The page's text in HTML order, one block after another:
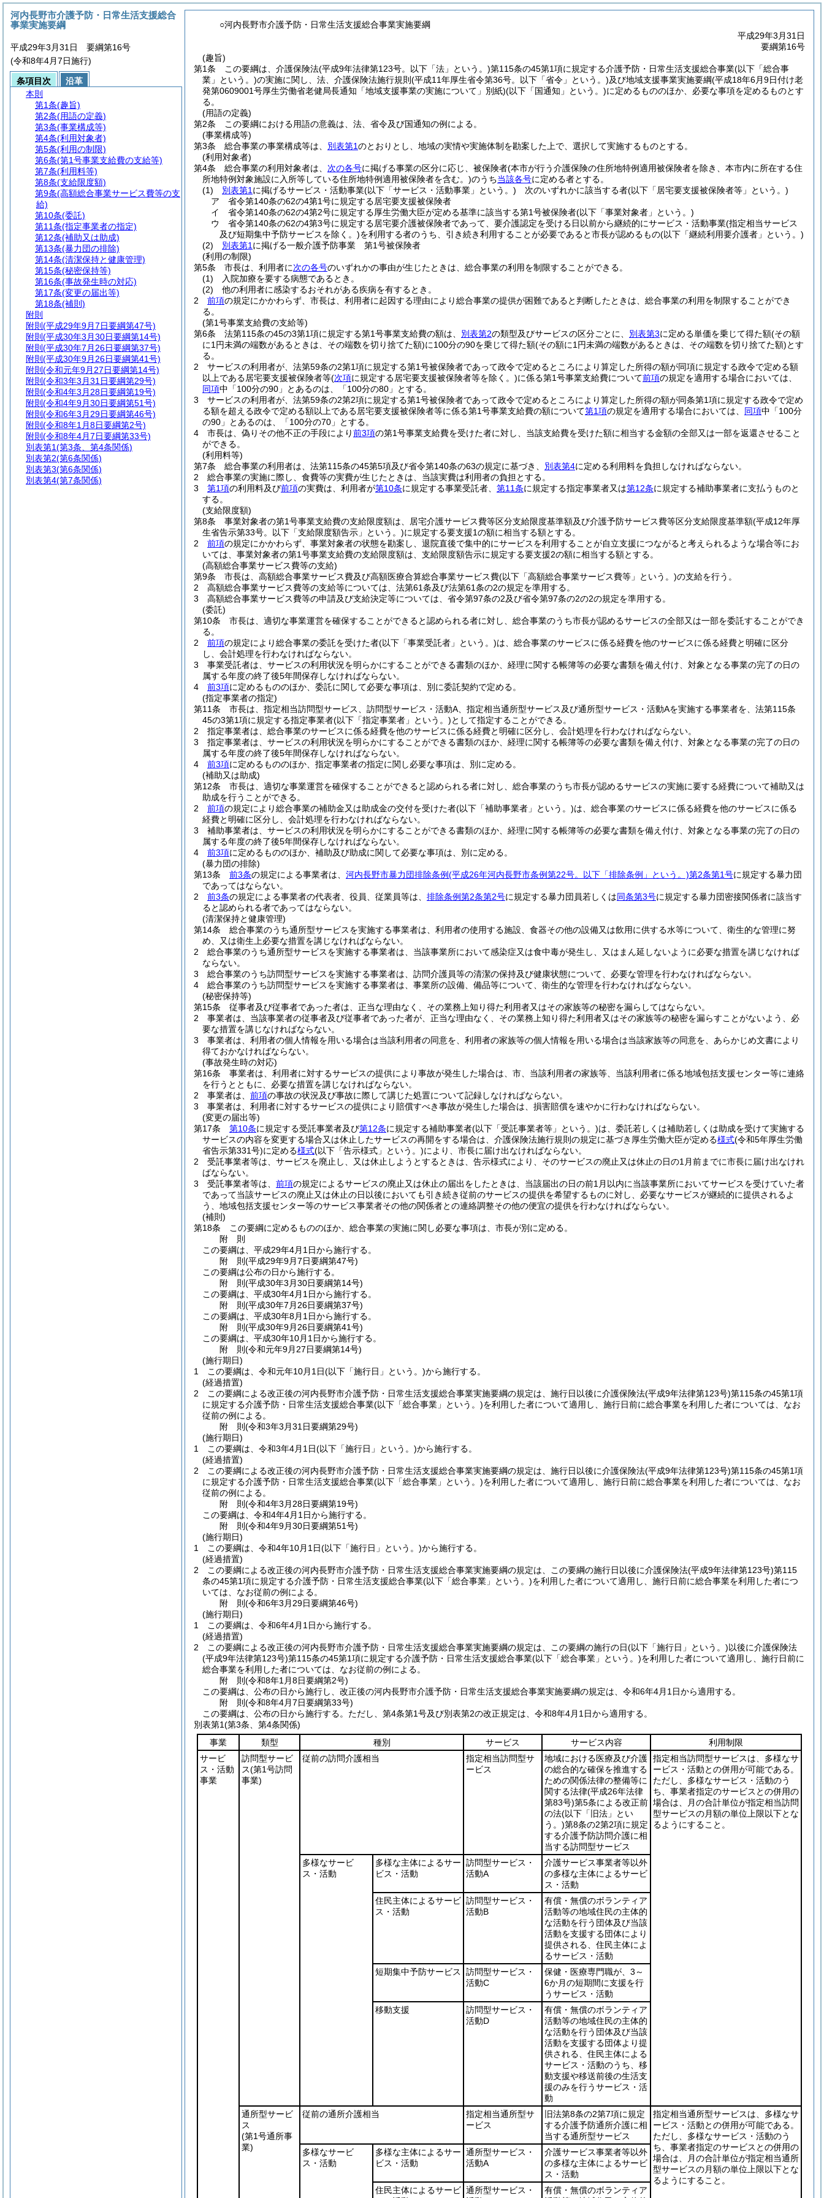
○河内長野市介護予防・日常生活支援総合事業実施要綱
平成29年3月31日
要綱第16号
(趣旨)
第1条
この要綱は、介護保険法(平成9年法律第123号。以下「法」という。)第115条の45第1項に規定する介護予防・日常生活支援総合事業(以下「総合事
業」という。)の実施に関し、法、介護保険法施行規則 (平成11年厚生省令第36号。以下「省令」という。)及び地域支援事業実施要綱(平成18年6月9日付け老
発第0609001号厚生労働省老健局長通知「地域支援事業の実施について」別紙)(以下「国通知」という。)に定めるもののほか、必要な事項を定めるものとす
る。
(用語の定義)
第2条
この要綱における用語の意義は、法、省令及び国通知の例による。
(事業構成等)
第3条
総合事業の事業構成等は、 別表第1のとおりとし、地域の実情や実施体制を勘案した上で、選択して実施するものとする。
(利用対象者)
第4条
総合事業の利用対象者は、 次の各号に掲げる事業の区分に応じ、被保険者(本市が行う介護保険の住所地特例適用被保険者を除き、本市内に所在する住
所地特例対象施設に入所等している住所地特例適用被保険者を含む。)のうち当該各号に定める者とする。
(1)
別表第1 に掲げるサービス・活動事業(以下「サービス・活動事業」という。) 次のいずれかに該当する者(以下「居宅要支援被保険者等」という。)
ア
省令第140条の62の4第1号に規定する居宅要支援被保険者
イ
省令第140条の62の4第2号に規定する厚生労働大臣が定める基準に該当する第1号被保険者(以下「事業対象者」という。)
ウ
省令第140条の62の4第3号に規定する居宅要介護被保険者であって、要介護認定を受ける日以前から継続的にサービス・活動事業(指定相当サービス
及び短期集中予防サービスを除く。)を利用する者のうち、引き続き利用することが必要であると市長が認めるもの(以下「継続利用要介護者」という。)
(2)
別表第1 に掲げる一般介護予防事業 第1号被保険者
(利用の制限)
第5条
市長は、利用者に次の各号のいずれかの事由が生じたときは、総合事業の利用を制限することができる。
(1)
入院加療を要する病態であるとき。
(2)
他の利用者に感染するおそれがある疾病を有するとき。
2
前項の規定にかかわらず、市長は、利用者に起因する理由により総合事業の提供が困難であると判断したときは、総合事業の利用を制限することができ
る。
(第1号事業支給費の支給等)
第6条
法第115条の45の3第1項に規定する第1号事業支給費の額は、 別表第2の類型及びサービスの区分ごとに、 別表第3に定める単価を乗じて得た額(その額
に1円未満の端数があるときは、その端数を切り捨てた額)に100分の90を乗じて得た額(その額に1円未満の端数があるときは、その端数を切り捨てた額)とす
る。
2
サービスの利用者が、法第59条の2第1項に規定する第1号被保険者であって政令で定めるところにより算定した所得の額が同項に規定する政令で定める額
以上である居宅要支援被保険者等(次項に規定する居宅要支援被保険者等を除く。)に係る第1号事業支給費について前項の規定を適用する場合においては、
同項中「100分の90」とあるのは、「100分の80」とする。
3
サービスの利用者が、法第59条の2第2項に規定する第1号被保険者であって政令で定めるところにより算定した所得の額が同条第1項に規定する政令で定め
る額を超える政令で定める額以上である居宅要支援被保険者等に係る第1号事業支給費の額について第1項の規定を適用する場合においては、 同項中「100分
の90」とあるのは、「100分の70」とする。
4
市長は、偽りその他不正の手段により前3項の第1号事業支給費を受けた者に対し、当該支給費を受けた額に相当する金額の全部又は一部を返還させること
ができる。
(利用料等)
第7条
総合事業の利用者は、法第115条の45第5項及び省令第140条の63の規定に基づき、 別表第4に定める利用料を負担しなければならない。
2
総合事業の実施に際し、食費等の実費が生じたときは、当該実費は利用者の負担とする。
3
第1項の利用料及び前項の実費は、利用者が第10条に規定する事業受託者、 第11条に規定する指定事業者又は第12条に規定する補助事業者に支払うものと
する。
(支給限度額)
第8条
事業対象者の第1号事業支給費の支給限度額は、居宅介護サービス費等区分支給限度基準額及び介護予防サービス費等区分支給限度基準額(平成12年厚
生省告示第33号。以下「支給限度額告示」という。)に規定する要支援1の額に相当する額とする。
2
前項の規定にかかわらず、事業対象者の状態を勘案し、退院直後で集中的にサービスを利用することが自立支援につながると考えられるような場合等にお
いては、事業対象者の第1号事業支給費の支給限度額は、支給限度額告示に規定する要支援2の額に相当する額とする。
(高額総合事業サービス費等の支給)
第9条
市長は、高額総合事業サービス費及び高額医療合算総合事業サービス費(以下「高額総合事業サービス費等」という。)の支給を行う。
2
高額総合事業サービス費等の支給等については、法第61条及び法第61条の2の規定を準用する。
3
高額総合事業サービス費等の申請及び支給決定等については、省令第97条の2及び省令第97条の2の2の規定を準用する。
(委託)
第10条
市長は、適切な事業運営を確保することができると認められる者に対し、総合事業のうち市長が認めるサービスの全部又は一部を委託することができ
る。
2
前項の規定により総合事業の委託を受けた者(以下「事業受託者」という。)は、総合事業のサービスに係る経費を他のサービスに係る経費と明確に区分
し、会計処理を行わなければならない。
3
事業受託者は、サービスの利用状況を明らかにすることができる書類のほか、経理に関する帳簿等の必要な書類を備え付け、対象となる事業の完了の日の
属する年度の終了後5年間保存しなければならない。
4
前3項に定めるもののほか、委託に関して必要な事項は、別に委託契約で定める。
(指定事業者の指定)
第11条
市長は、指定相当訪問型サービス、訪問型サービス・活動A、指定相当通所型サービス及び通所型サービス・活動Aを実施する事業者を、法第115条
45の3第1項に規定する指定事業者(以下「指定事業者」という。)として指定することができる。
2
指定事業者は、総合事業のサービスに係る経費を他のサービスに係る経費と明確に区分し、会計処理を行わなければならない。
3
指定事業者は、サービスの利用状況を明らかにすることができる書類のほか、経理に関する帳簿等の必要な書類を備え付け、対象となる事業の完了の日の
属する年度の終了後5年間保存しなければならない。
4
前3項に定めるもののほか、指定事業者の指定に関し必要な事項は、別に定める。
(補助又は助成)
第12条
市長は、適切な事業運営を確保することができると認められる者に対し、総合事業のうち市長が認めるサービスの実施に要する経費について補助又は
助成を行うことができる。
2
前項の規定により総合事業の補助金又は助成金の交付を受けた者(以下「補助事業者」という。)は、総合事業のサービスに係る経費を他のサービスに係る
経費と明確に区分し、会計処理を行わなければならない。
3
補助事業者は、サービスの利用状況を明らかにすることができる書類のほか、経理に関する帳簿等の必要な書類を備え付け、対象となる事業の完了の日の
属する年度の終了後5年間保存しなければならない。
4
前3項に定めるもののほか、補助及び助成に関して必要な事項は、別に定める。
(暴力団の排除)
第13条
前3条の規定による事業者は、 河内長野市暴力団排除条例(平成26年河内長野市条例第22号。以下「排除条例」という。)第2条第1号に規定する暴力団
であってはならない。
2
前3条の規定による事業者の代表者、役員、従業員等は、 排除条例第2条第2号に規定する暴力団員若しくは同条第3号に規定する暴力団密接関係者に該当す
ると認められる者であってはならない。
(清潔保持と健康管理)
第14条
総合事業のうち通所型サービスを実施する事業者は、利用者の使用する施設、食器その他の設備又は飲用に供する水等について、衛生的な管理に努
め、又は衛生上必要な措置を講じなければならない。
2
総合事業のうち通所型サービスを実施する事業者は、当該事業所において感染症又は食中毒が発生し、又はまん延しないように必要な措置を講じなければ
ならない。
3
総合事業のうち訪問型サービスを実施する事業者は、訪問介護員等の清潔の保持及び健康状態について、必要な管理を行わなければならない。
4
総合事業のうち訪問型サービスを実施する事業者は、事業所の設備、備品等について、衛生的な管理を行わなければならない。
(秘密保持等)
第15条
従事者及び従事者であった者は、正当な理由なく、その業務上知り得た利用者又はその家族等の秘密を漏らしてはならない。
2
事業者は、当該事業者の従事者及び従事者であった者が、正当な理由なく、その業務上知り得た利用者又はその家族等の秘密を漏らすことがないよう、必
要な措置を講じなければならない。
3
事業者は、利用者の個人情報を用いる場合は当該利用者の同意を、利用者の家族等の個人情報を用いる場合は当該家族等の同意を、あらかじめ文書により
得ておかなければならない。
(事故発生時の対応)
第16条
事業者は、利用者に対するサービスの提供により事故が発生した場合は、市、当該利用者の家族等、当該利用者に係る地域包括支援センター等に連絡
を行うとともに、必要な措置を講じなければならない。
2
事業者は、 前項の事故の状況及び事故に際して講じた処置について記録しなければならない。
3
事業者は、利用者に対するサービスの提供により賠償すべき事故が発生した場合は、損害賠償を速やかに行わなければならない。
(変更の届出等)
第17条
第10条に規定する受託事業者及び第12条に規定する補助事業者(以下「受託事業者等」という。)は、委託若しくは補助若しくは助成を受けて実施する
サービスの内容を変更する場合又は休止したサービスの再開をする場合は、介護保険法施行規則の規定に基づき厚生労働大臣が定める様式(令和5年厚生労働
省告示第331号)に定める様式(以下「告示様式」という。)により、市長に届け出なければならない。
2
受託事業者等は、サービスを廃止し、又は休止しようとするときは、告示様式により、そのサービスの廃止又は休止の日の1月前までに市長に届け出なけれ
ばならない。
3
受託事業者等は、 前項の規定によるサービスの廃止又は休止の届出をしたときは、当該届出の日の前1月以内に当該事業所においてサービスを受けていた者
であって当該サービスの廃止又は休止の日以後においても引き続き従前のサービスの提供を希望するものに対し、必要なサービスが継続的に提供されるよ
う、地域包括支援センター等のサービス事業者その他の関係者との連絡調整その他の便宜の提供を行わなければならない。
(補則)
第18条
この要綱に定めるもののほか、総合事業の実施に関し必要な事項は、市長が別に定める。
附 則
この要綱は、平成29年4月1日から施行する。
附 則(平成29年9月7日要綱第47号)
この要綱は公布の日から施行する。
附 則(平成30年3月30日要綱第14号)
この要綱は、平成30年4月1日から施行する。
附 則(平成30年7月26日要綱第37号)
この要綱は、平成30年8月1日から施行する。
附 則(平成30年9月26日要綱第41号)
この要綱は、平成30年10月1日から施行する。
附 則(令和元年9月27日要綱第14号)
(施行期日)
1
この要綱は、令和元年10月1日(以下「施行日」という。)から施行する。
(経過措置)
2
この要綱による改正後の河内長野市介護予防・日常生活支援総合事業実施要綱の規定は、施行日以後に介護保険法(平成9年法律第123号)第115条の45第1項
に規定する介護予防・日常生活支援総合事業(以下「総合事業」という。)を利用した者について適用し、施行日前に総合事業を利用した者については、なお
従前の例による。
附 則(令和3年3月31日要綱第29号)
(施行期日)
1
この要綱は、令和3年4月1日(以下「施行日」という。)から施行する。
(経過措置)
2
この要綱による改正後の河内長野市介護予防・日常生活支援総合事業実施要綱の規定は、施行日以後に介護保険法(平成9年法律第123号)第115条の45第1項
に規定する介護予防・日常生活支援総合事業(以下「総合事業」という。)を利用した者について適用し、施行日前に総合事業を利用した者については、なお
従前の例による。
附 則(令和4年3月28日要綱第19号)
この要綱は、令和4年4月1日から施行する。
附 則(令和4年9月30日要綱第51号)
(施行期日)
1
この要綱は、令和4年10月1日(以下「施行日」という。)から施行する。
(経過措置)
2
この要綱による改正後の河内長野市介護予防・日常生活支援総合事業実施要綱の規定は、この要綱の施行日以後に介護保険法(平成9年法律第123号)第115
条の45第1項に規定する介護予防・日常生活支援総合事業(以下「総合事業」という。)を利用した者について適用し、施行日前に総合事業を利用した者につ
いては、なお従前の例による。
附 則(令和6年3月29日要綱第46号)
(施行期日)
1
この要綱は、令和6年4月1日から施行する。
(経過措置)
2
この要綱による改正後の河内長野市介護予防・日常生活支援総合事業実施要綱の規定は、この要綱の施行の日(以下「施行日」という。)以後に介護保険法
(平成9年法律第123号)第115条の45第1項に規定する介護予防・日常生活支援総合事業(以下「総合事業」という。)を利用した者について適用し、施行日前に
総合事業を利用した者については、なお従前の例による。
附 則(令和8年1月8日要綱第2号)
この要綱は、公布の日から施行し、改正後の河内長野市介護予防・日常生活支援総合事業実施要綱の規定は、令和6年4月1日から適用する。
附 則(令和8年4月7日要綱第33号)
この要綱は、公布の日から施行する。 ただし、第4条第1号及び別表第2の改正規定は、令和8年4月1日から適用する。
別表第1(第3条、第4条関係)
事業
類型 種別 サービス サービス内容
利用制限
サービ
ス・活動
事業
訪問型サービ
ス(第1号訪問
事業)
従前の訪問介護相当
指定相当訪問型サ
ービス
地域における医療及び介護
の総合的な確保を推進する
ための関係法律の整備等に
関する法律(平成26年法律
第83号)第5条による改正前
の法(以下「旧法」とい
う。)第8条の2第2項に規定
する介護予防訪問介護に相
当する訪問型サービス
指定相当訪問型サービスは、多様なサ
ービス・活動との併用が可能である。
ただし、多様なサービス・活動のう
ち、事業者指定のサービスとの併用の
場合は、月の合計単位が指定相当訪問
型サービスの月額の単位上限以下とな
るようにすること。
多様なサービ
ス・活動
多様な主体によるサー
ビス・活動
訪問型サービス・
活動A
介護サービス事業者等以外
の多様な主体によるサービ
ス・活動
住民主体によるサービ
ス・活動
訪問型サービス・
活動B
有償・無償のボランティア
活動等の地域住民の主体的
な活動を行う団体及び当該
活動を支援する団体により
提供される、住民主体によ
るサービス・活動
短期集中予防サービス
訪問型サービス・
活動C
保健・医療専門職が、3～
6か月の短期間に支援を行
うサービス・活動
移動支援
訪問型サービス・
活動D
有償・無償のボランティア
活動等の地域住民の主体的
な活動を行う団体及び当該
活動を支援する団体より提
供される、住民主体による
サービス・活動のうち、移
動支援や移送前後の生活支
援のみを行うサービス・活
動
通所型サービ
ス
(第1号通所事
業)
従前の通所介護相当
指定相当通所型サ
ービス
旧法第8条の2第7項に規定
する介護予防通所介護に相
当する通所型サービス
指定相当通所型サービスは、多様なサ
ービス・活動との併用が可能である。
ただし、多様なサービス・活動のう
ち、事業者指定のサービスとの併用の
場合は、月の合計単位が指定相当通所
型サービスの月額の単位上限以下とな
るようにすること。
多様なサービ
ス・活動
多様な主体によるサー
ビス・活動
通所型サービス・
活動A
介護サービス事業者等以外
の多様な主体によるサービ
ス・活動
住民主体によるサービ 通所型サービス・
有償・無償のボランティア
河内長野市介護予防・日常生活支援総合
事業実施要綱
平成29年3月31日 要綱第16号
(令和8年4月7日施行)
条項目次
沿革
本則
第1条(趣旨)
第2条(用語の定義)
第3条(事業構成等)
第4条(利用対象者)
第5条(利用の制限)
第6条(第1号事業支給費の支給等)
第7条(利用料等)
第8条(支給限度額)
第9条(高額総合事業サービス費等の支
給)
第10条(委託)
第11条(指定事業者の指定)
第12条(補助又は助成)
第13条(暴力団の排除)
第14条(清潔保持と健康管理)
第15条(秘密保持等)
第16条(事故発生時の対応)
第17条(変更の届出等)
第18条(補則)
附則
附則 (平成29年9月7日要綱第47号)
附則 (平成30年3月30日要綱第14号)
附則 (平成30年7月26日要綱第37号)
附則 (平成30年9月26日要綱第41号)
附則 (令和元年9月27日要綱第14号)
附則 (令和3年3月31日要綱第29号)
附則 (令和4年3月28日要綱第19号)
附則 (令和4年9月30日要綱第51号)
附則 (令和6年3月29日要綱第46号)
附則 (令和8年1月8日要綱第2号)
附則 (令和8年4月7日要綱第33号)
別表第1(第3条、第4条関係)
別表第2(第6条関係)
別表第3(第6条関係)
別表第4(第7条関係)